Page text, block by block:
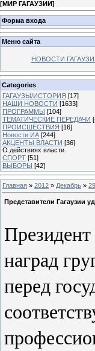
[МИР ГАГАУЗИИ]
Форма входа
Меню сайта
НОВОСТИ
Categories
ГАГАУЗЫ/ИСТОРИЯ [17]
НАШИ НОВОСТИ [1633]
ПРОГРАММЫ [104]
ТЕМАТИЧЕСКИЕ ПЕРЕДАЧИ
ПРОИСШЕСТВИЯ [16]
Новости ИА [244]
АКЦЕНТЫ ВЛАСТИ [36]
О действиях власти.
СПОРТ [51]
ВЫБОРЫ [42]
Главная » 2012 » Декабрь » 29
Представители Гагаузии
наград
перед